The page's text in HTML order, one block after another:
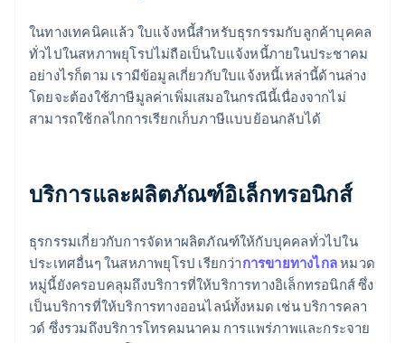
ในทางเทคนิคแล้ว ใบแจ้งหนี้สำหรับธุรกรรมกับลูกค้าบุคคล
ทั่วไปในสหภาพยุโรปไม่ถือเป็นใบแจ้งหนี้ภายในประชาคม
อย่างไรก็ตาม เรามีข้อมูลเกี่ยวกับใบแจ้งหนี้เหล่านี้ด้านล่าง
โดยจะต้องใช้ภาษีมูลค่าเพิ่มเสมอในกรณีนี้เนื่องจากไม่
สามารถใช้กลไกการเรียกเก็บภาษีแบบย้อนกลับได้
บริการและผลิตภัณฑ์อิเล็กทรอนิกส์
ธุรกรรมเกี่ยวกับการจัดหาผลิตภัณฑ์ให้กับบุคคลทั่วไปใน
ประเทศอื่นๆ ในสหภาพยุโรป เรียกว่าการขายทางไกลหมวด
หมู่นี้ยังครอบคลุมถึงบริการที่ให้บริการทางอิเล็กทรอนิกส์ ซึ่ง
เป็นบริการที่ให้บริการทางออนไลน์ทั้งหมด เช่น บริการคลา
วด์ ซึ่งรวมถึงบริการโทรคมนาคม การแพร่ภาพและกระจาย